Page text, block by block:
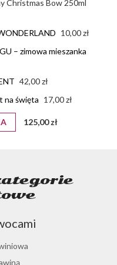
Christmas Bow 250ml
10,00 zł
– zimowa mieszanka
42,00 zł
na święta 17,00 zł
125,00 zł